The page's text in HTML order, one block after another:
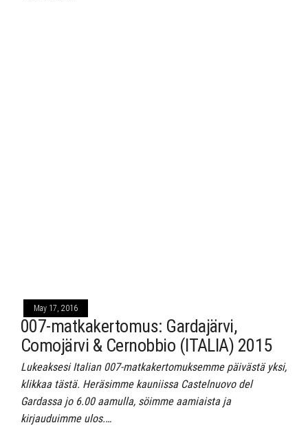
May 17, 2016
007-matkakertomus: Gardajärvi,
Comojärvi & Cernobbio (ITALIA) 2015
Lukeaksesi Italian 007-matkakertomuksemme päivästä yksi,
klikkaa tästä. Heräsimme kauniissa Castelnuovo del
Gardassa jo 6.00 aamulla, söimme aamiaista ja
kirjauduimme ulos.…